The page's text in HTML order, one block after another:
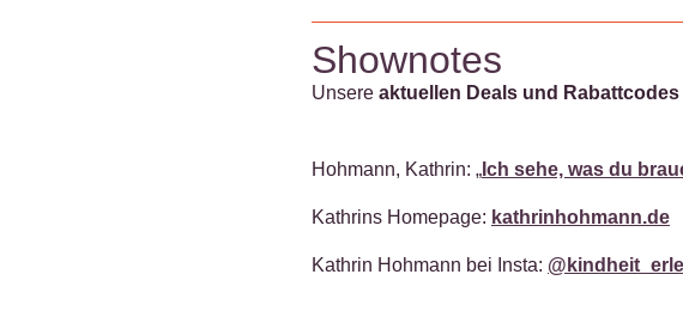
Shownotes
Unsere aktuellen Deals und Rabattcodes
Hohmann, Kathrin: „ Ich sehe, was du
Kathrins Homepage: kathrinhohmann.de
Kathrin Hohmann bei Insta: